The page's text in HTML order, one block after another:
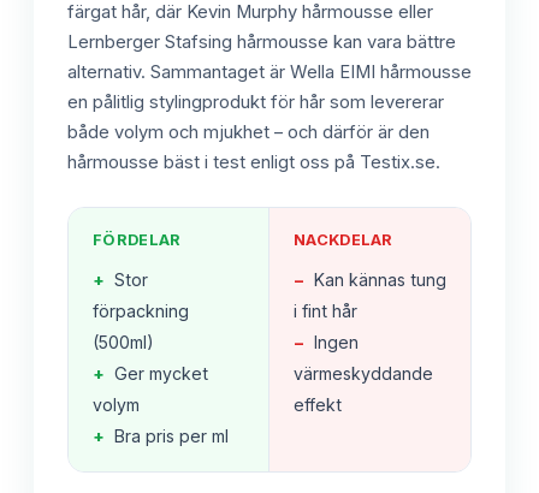
färgat hår, där Kevin Murphy hårmousse eller
Lernberger Stafsing hårmousse kan vara bättre
alternativ. Sammantaget är Wella EIMI hårmousse
en pålitlig stylingprodukt för hår som levererar
både volym och mjukhet – och därför är den
hårmousse bäst i test enligt oss på Testix.se.
FÖRDELAR
+ Stor
förpackning
(500ml)
+ Ger mycket
volym
+ Bra pris per ml
NACKDELAR
− Kan kännas tung
i fint hår
− Ingen
värmeskyddande
effekt